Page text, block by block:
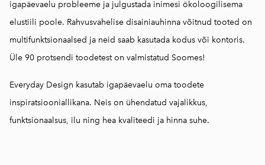
igapäevaelu probleeme ja julgustada inimesi ökoloogilisema
elustiili poole. Rahvusvahelise disainiauhinna võitnud tooted on
multifunktsionaalsed ja neid saab kasutada kodus või kontoris.
Üle 90 protsendi toodetest on valmistatud Soomes!
Everyday Design kasutab igapäevaelu oma toodete
inspiratsiooniallikana. Neis on ühendatud vajalikkus,
funktsionaalsus, ilu ning hea kvaliteedi ja hinna suhe.